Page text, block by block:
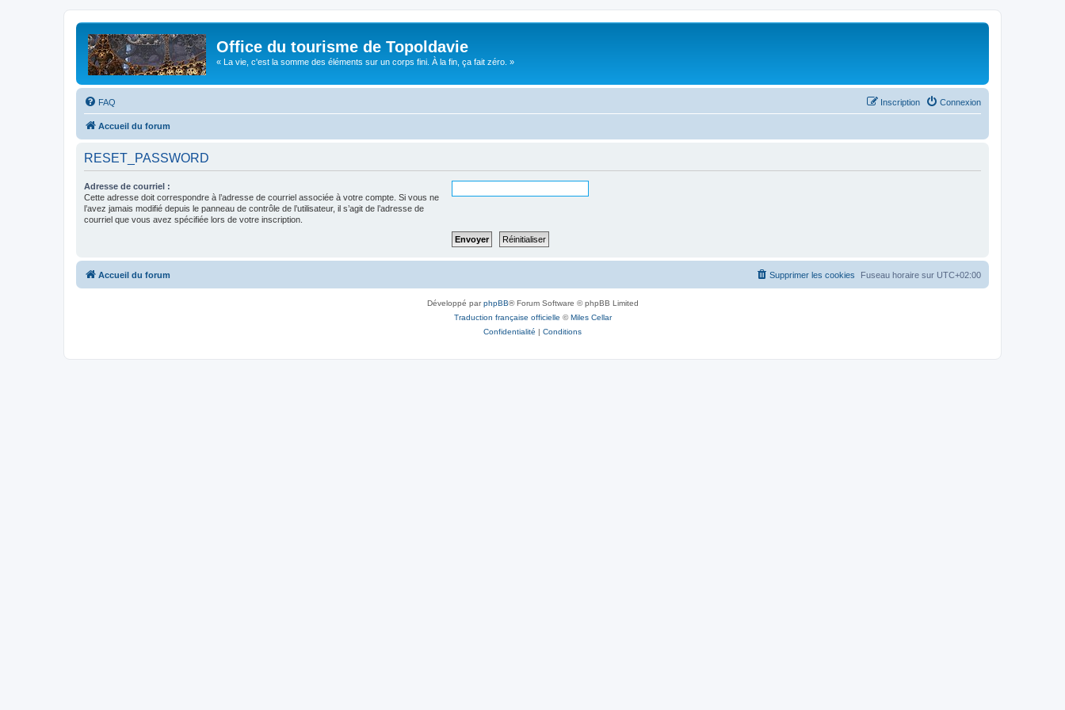
Office du tourisme de Topoldavie
« La vie, c'est la somme des éléments sur un corps fini. À la fin, ça fait zéro. »
FAQ Connexion
Inscription
Accueil du forum
RESET_PASSWORD
Adresse de courriel :
Cette adresse doit correspondre à l’adresse de courriel associée à votre compte. Si vous ne
l’avez jamais modifié depuis le panneau de contrôle de l’utilisateur, il s’agit de l’adresse de
courriel que vous avez spécifiée lors de votre inscription.
Accueil du forum Fuseau horaire sur UTC+02:00
Supprimer les cookies
Développé parphpBB® Forum Software © phpBB Limited
Traduction française officielle ©Miles Cellar
Confidentialité | Conditions